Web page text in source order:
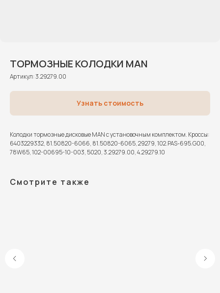
ТОРМОЗНЫЕ КОЛОДКИ MAN
Артикул:3.29279.00
Узнать стоимость
Колодки тормозные дисковые MAN с установочным комплектом. Кроссы:
6403229332, 81.50820-6066, 81.50820-6065, 29279, 102.PAS-695.G00,
78W65, 102-00695-10-003, 5020, 3.29279.00, 4.29279.10
Смотрите также